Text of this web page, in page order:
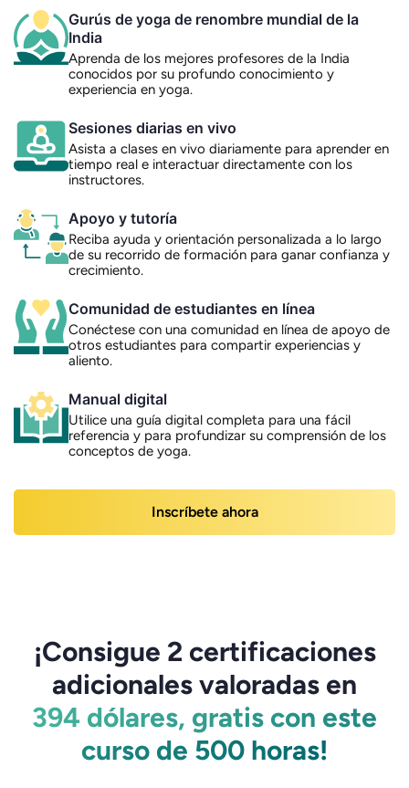
Gurús de yoga de renombre mundial de la
India
Aprenda de los mejores profesores de la India
conocidos por su profundo conocimiento y
experiencia en yoga.
Sesiones diarias en vivo
Asista a clases en vivo diariamente para aprender en
tiempo real e interactuar directamente con los
instructores.
Apoyo y tutoría
Reciba ayuda y orientación personalizada a lo largo
de su recorrido de formación para ganar confianza y
crecimiento.
Comunidad de estudiantes en línea
Conéctese con una comunidad en línea de apoyo de
otros estudiantes para compartir experiencias y
aliento.
Manual digital
Utilice una guía digital completa para una fácil
referencia y para profundizar su comprensión de los
conceptos de yoga.
Inscríbete ahora
¡Consigue 2 certificaciones
adicionales valoradas en
394 dólares, gratis con este
curso de 500 horas!